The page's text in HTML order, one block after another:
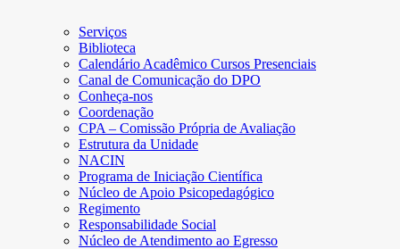
Serviços
Biblioteca
Calendário Acadêmico Cursos Presenciais
Canal de Comunicação do DPO
Conheça-nos
Coordenação
CPA – Comissão Própria de Avaliação
Estrutura da Unidade
NACIN
Programa de Iniciação Científica
Núcleo de Apoio Psicopedagógico
Regimento
Responsabilidade Social
Núcleo de Atendimento ao Egresso